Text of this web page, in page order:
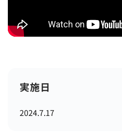
実施日
2024.7.17